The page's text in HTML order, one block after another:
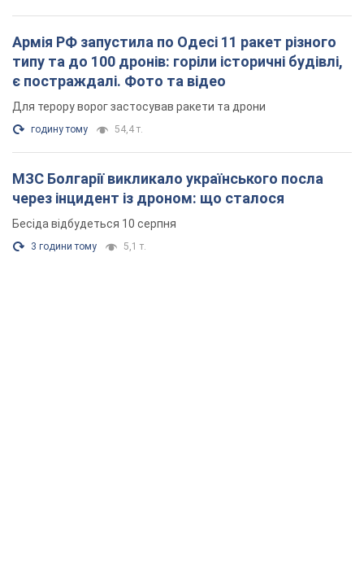
Армія РФ запустила по Одесі 11 ракет різного
типу та до 100 дронів: горіли історичні будівлі,
є постраждалі. Фото та відео
Для терору ворог застосував ракети та дрони
годину тому 54,4 т.
МЗС Болгарії викликало українського посла
через інцидент із дроном: що сталося
Бесіда відбудеться 10 серпня
3 години тому 5,1 т.